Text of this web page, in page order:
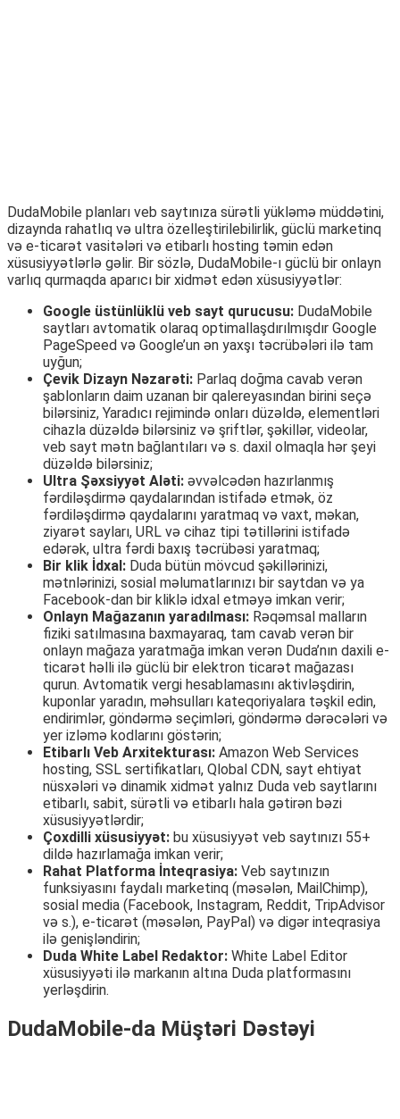
DudaMobile planları veb saytınıza sürətli yükləmə müddətini,
dizaynda rahatlıq və ultra özelleştirilebilirlik, güclü marketinq
və e-ticarət vasitələri və etibarlı hosting təmin edən
xüsusiyyətlərlə gəlir. Bir sözlə, DudaMobile-ı güclü bir onlayn
varlıq qurmaqda aparıcı bir xidmət edən xüsusiyyətlər:
Google üstünlüklü veb sayt qurucusu: DudaMobile
saytları avtomatik olaraq optimallaşdırılmışdır Google
PageSpeed və Google’un ən yaxşı təcrübələri ilə tam
uyğun;
Çevik Dizayn Nəzarəti: Parlaq doğma cavab verən
şablonların daim uzanan bir qalereyasından birini seçə
bilərsiniz, Yaradıcı rejimində onları düzəldə, elementləri
cihazla düzəldə bilərsiniz və şriftlər, şəkillər, videolar,
veb sayt mətn bağlantıları və s. daxil olmaqla hər şeyi
düzəldə bilərsiniz;
Ultra Şəxsiyyət Aləti: əvvəlcədən hazırlanmış
fərdiləşdirmə qaydalarından istifadə etmək, öz
fərdiləşdirmə qaydalarını yaratmaq və vaxt, məkan,
ziyarət sayları, URL və cihaz tipi tətillərini istifadə
edərək, ultra fərdi baxış təcrübəsi yaratmaq;
Bir klik İdxal: Duda bütün mövcud şəkillərinizi,
mətnlərinizi, sosial məlumatlarınızı bir saytdan və ya
Facebook-dan bir kliklə idxal etməyə imkan verir;
Onlayn Mağazanın yaradılması: Rəqəmsal malların
fiziki satılmasına baxmayaraq, tam cavab verən bir
onlayn mağaza yaratmağa imkan verən Duda’nın daxili e-
ticarət həlli ilə güclü bir elektron ticarət mağazası
qurun. Avtomatik vergi hesablamasını aktivləşdirin,
kuponlar yaradın, məhsulları kateqoriyalara təşkil edin,
endirimlər, göndərmə seçimləri, göndərmə dərəcələri və
yer izləmə kodlarını göstərin;
Etibarlı Veb Arxitekturası: Amazon Web Services
hosting, SSL sertifikatları, Qlobal CDN, sayt ehtiyat
nüsxələri və dinamik xidmət yalnız Duda veb saytlarını
etibarlı, sabit, sürətli və etibarlı hala gətirən bəzi
xüsusiyyətlərdir;
Çoxdilli xüsusiyyət: bu xüsusiyyət veb saytınızı 55+
dildə hazırlamağa imkan verir;
Rahat Platforma İnteqrasiya: Veb saytınızın
funksiyasını faydalı marketinq (məsələn, MailChimp),
sosial media (Facebook, Instagram, Reddit, TripAdvisor
və s.), e-ticarət (məsələn, PayPal) və digər inteqrasiya
ilə genişləndirin;
Duda White Label Redaktor: White Label Editor
xüsusiyyəti ilə markanın altına Duda platformasını
yerləşdirin.
DudaMobile-da Müştəri Dəstəyi